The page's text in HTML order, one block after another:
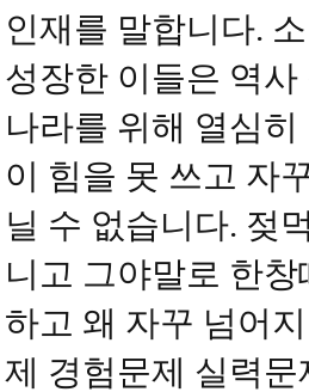
인재를 말합니다.
성장한 이들은 역
나라를 위해 열심
이 힘을 못 쓰고 자
닐 수 없습니다. 젖
니고 그야말로 한
하고 왜 자꾸 넘어
제 경험문제 실력